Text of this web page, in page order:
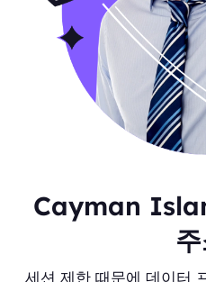
Cayman
세션 제한 때문에 데이터